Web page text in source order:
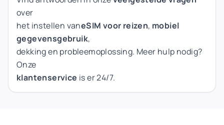
over
het instellen vaneSIM voor reizen, mobiel
gegevensgebruik,
dekking en probleemoplossing. Meer hulp nodig?
Onze
klantenservice is er 24/7.